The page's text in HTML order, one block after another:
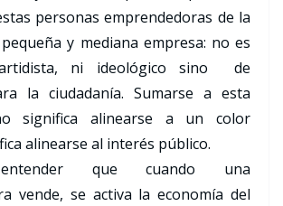
personas emprendedoras de la
y mediana empresa: no es
ni ideológico sino de
la ciudadanía. Sumarse a esta
significa alinearse a un color
alinearse al interés público.
entender que cuando una
vende, se activa la economía del